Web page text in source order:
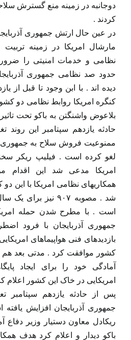
دوجانبه در زمینه منع گسترش
کردند .
در عین حال ارتش جمهوری
مارشال امریکا در زمینه
نظامی و خدمات امنیتی را
حدود صد نظامی جمهوری
کنگره امریکا روابط نظامی دو
بلاعوض واشنگتن به باکو تحت
حادثه یازدهم سپتامبر این روند
ممنوعیت فروش سلاح به جمهوری
لغو کرده است . فیلیپ ریکر
امریکا مدعی شد این
همکاریهای نظامی امریکا با این
شد . مصوبه ۹۰۷ نیز
است . با مطرح شدن حمله
جمهوری آذربایجان با فرود
بازدیدهای فنی هواپیماهای
کشور موافقت کرد . مدتی بعد هم
آمادگی خود را برای ایجاد
امریکایی در خاک این کشور اعلام
پس از حادثه یازدهم سپتامبر
جمهوری آذربایجان افزایش یافته
باکو دیدار و اعلام کرد هدف